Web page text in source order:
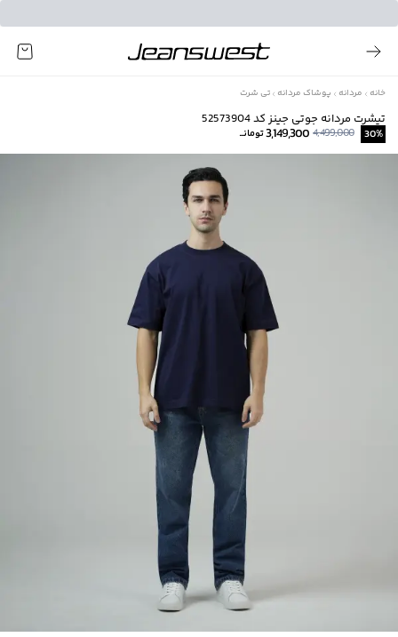
خانه مردانه پوشاک مردانه تی شرت
تیشرت مردانه جوتی جینز کد 52573904
30%
4,499,000
3,149,300تومانــ